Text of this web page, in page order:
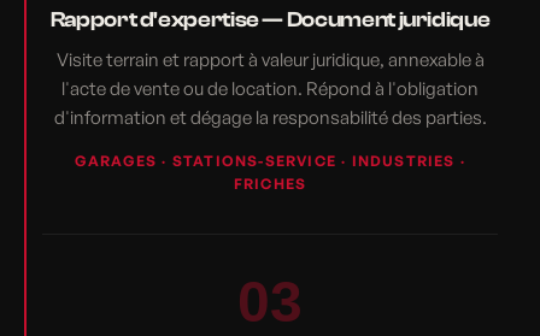
Rapport d'expertise — Document juridique
Visite terrain et rapport à valeur juridique, annexable à
l'acte de vente ou de location. Répond à l'obligation
d'information et dégage la responsabilité des parties.
GARAGES · STATIONS-SERVICE · INDUSTRIES ·
FRICHES
03